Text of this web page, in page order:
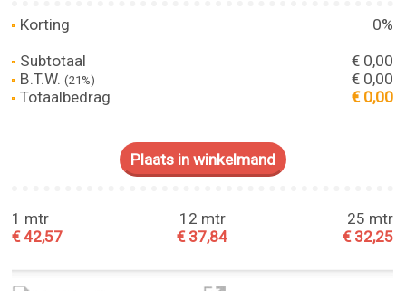
Korting
0%
Subtotaal
€ 0,00
B.T.W.(21%)
€ 0,00
Totaalbedrag
€ 0,00
1 mtr
€ 42,57
12 mtr
€ 37,84
25 mtr
€ 32,25